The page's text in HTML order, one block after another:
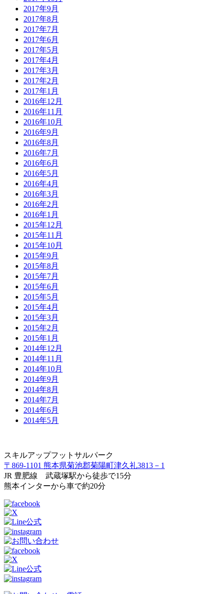
2017年9月
2017年8月
2017年7月
2017年6月
2017年5月
2017年4月
2017年3月
2017年2月
2017年1月
2016年12月
2016年11月
2016年10月
2016年9月
2016年8月
2016年7月
2016年6月
2016年5月
2016年4月
2016年3月
2016年2月
2016年1月
2015年12月
2015年11月
2015年10月
2015年9月
2015年8月
2015年7月
2015年6月
2015年5月
2015年4月
2015年3月
2015年2月
2015年1月
2014年12月
2014年11月
2014年10月
2014年9月
2014年8月
2014年7月
2014年6月
2014年5月
スキルアップフットサルパーク
〒869-1101 熊本県菊池郡菊陽町津久礼3813－1
JR 豊肥線 武蔵塚駅から徒歩で15分
熊本インターから車で約20分